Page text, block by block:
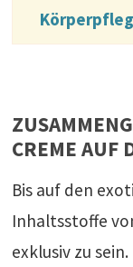
CREME AUF
Bis auf den
Inhaltsstoffe
exklusiv zu sein.